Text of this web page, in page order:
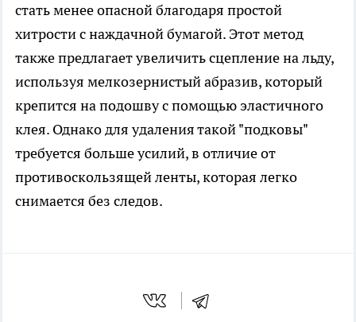
стать менее опасной благодаря простой
хитрости с наждачной бумагой. Этот метод
также предлагает увеличить сцепление на льду,
используя мелкозернистый абразив, который
крепится на подошву с помощью эластичного
клея. Однако для удаления такой "подковы"
требуется больше усилий, в отличие от
противоскользящей ленты, которая легко
снимается без следов.